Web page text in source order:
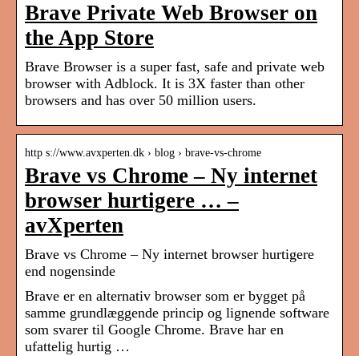
Brave Private Web Browser on
the App Store
Brave Browser is a super fast, safe and private web
browser with Adblock. It is 3X faster than other
browsers and has over 50 million users.
http s://www.avxperten.dk › blog › brave-vs-chrome
Brave vs Chrome – Ny internet
browser hurtigere … –
avXperten
Brave vs Chrome – Ny internet browser hurtigere
end nogensinde
Brave er en alternativ browser som er bygget på
samme grundlæggende princip og lignende software
som svarer til Google Chrome. Brave har en
ufattelig hurtig …